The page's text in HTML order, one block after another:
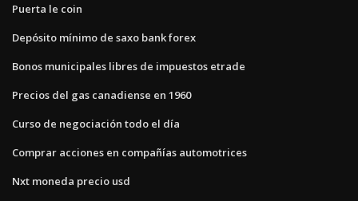
Puerta le coin
Depósito mínimo de saxo bank forex
Bonos municipales libres de impuestos etrade
Precios del gas canadiense en 1960
Curso de negociación todo el día
Comprar acciones en compañías automotrices
Nxt moneda precio usd